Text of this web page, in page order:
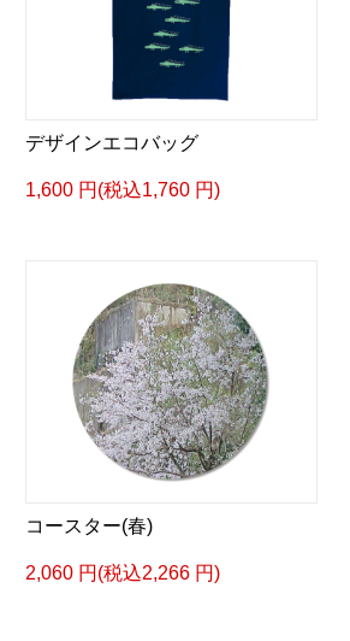
デザインエコバッグ
1,600 円(税込1,760 円)
コースター(春)
2,060 円(税込2,266 円)